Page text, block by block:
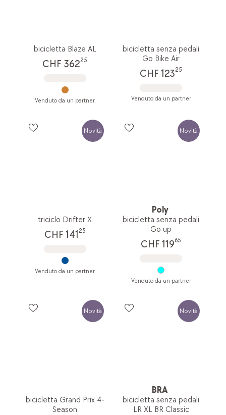
bicicletta Blaze AL
CHF 36225
Venduto da un partner
bicicletta senza pedali
Go Bike Air
CHF 12325
Venduto da un partner
Novità
triciclo Drifter X
CHF 14125
Venduto da un partner
Novità
Poly
bicicletta senza pedali
Go up
CHF 11965
Venduto da un partner
Novità
bicicletta Grand Prix 4-
Season
Novità
BRA
bicicletta senza pedali
LR XL BR Classic